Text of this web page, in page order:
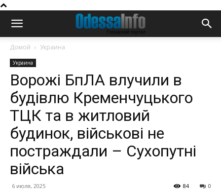
Домой Украина
Украина
Ворожі БпЛА влучили в
будівлю Кременчуцького
ТЦК та в житловий
будинок, військові не
постраждали – Сухопутні
війська
6 июля, 2025 0
84